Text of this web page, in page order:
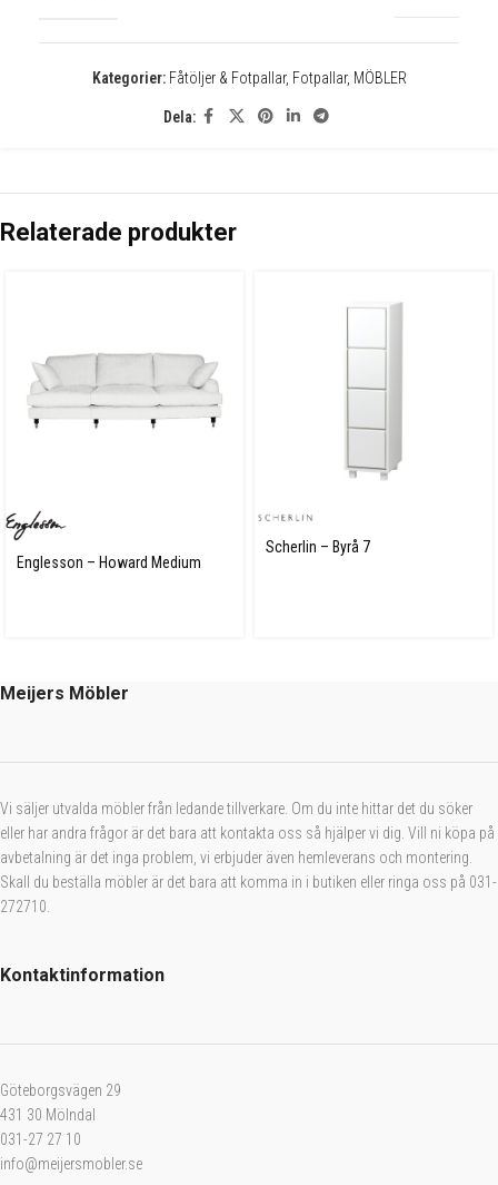
Kategorier: Fåtöljer & Fotpallar, Fotpallar, MÖBLER
Dela:
Relaterade produkter
Englesson – Howard Medium
Scherlin – Byrå 7
Meijers Möbler
Vi säljer utvalda möbler från ledande tillverkare. Om du inte hittar det du söker
eller har andra frågor är det bara att kontakta oss så hjälper vi dig. Vill ni köpa på
avbetalning är det inga problem, vi erbjuder även hemleverans och montering.
Skall du beställa möbler är det bara att komma in i butiken eller ringa oss på 031-
272710.
Kontaktinformation
Göteborgsvägen 29
431 30 Mölndal
031-27 27 10
info@meijersmobler.se